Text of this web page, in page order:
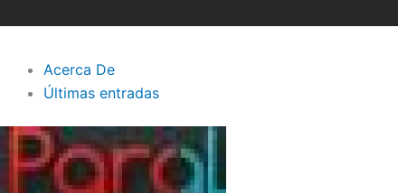
Acerca De
Últimas entradas